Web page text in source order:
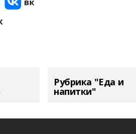
Рубрика "Еда и
напитки"